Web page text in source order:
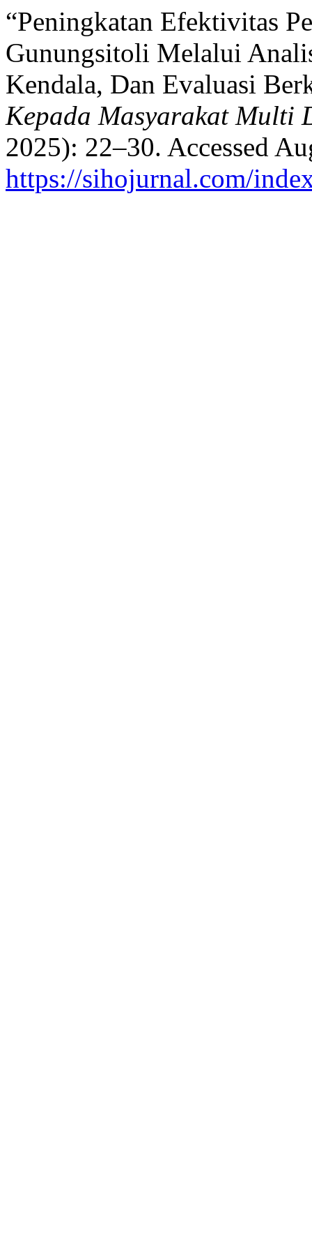
“Peningkatan Efektivitas
Gunungsitoli Melalui
Kendala, Dan Evaluasi
Kepada Masyarakat Multi
2025): 22–30. Accessed
https://sihojurnal.com/